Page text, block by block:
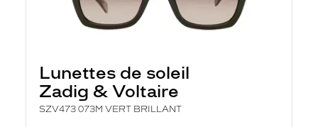
Lunettes de soleil
Zadig & Voltaire
SZV473 073M VERT BRILLANT